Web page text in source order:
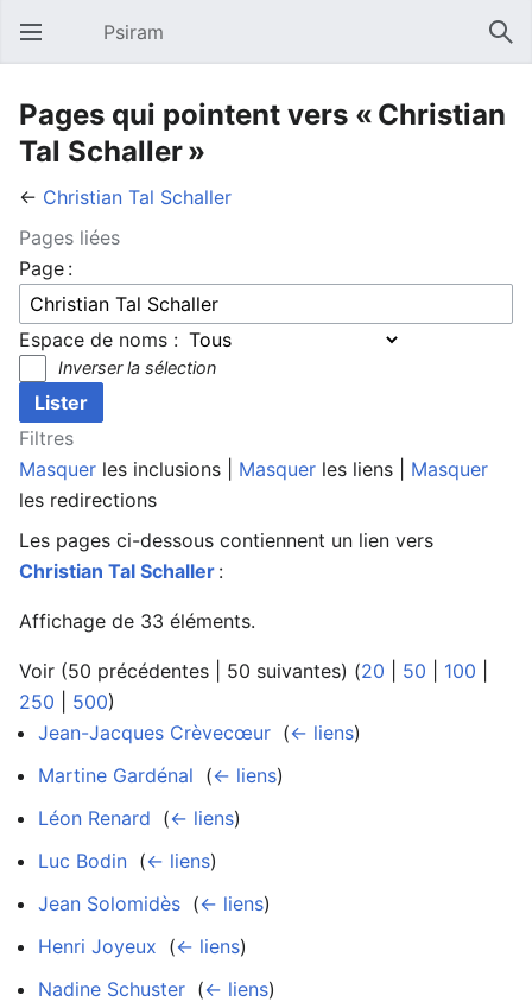
Ouvrir le menu principal Psiram
Pages qui pointent vers « Christian
Tal Schaller »
← Christian Tal Schaller
Pages liées
Page :
Espace de noms :
Inverser la sélection
Filtres
Masquer les inclusions | Masquer les liens | Masquer
les redirections
Les pages ci-dessous contiennent un lien vers
Christian Tal Schaller :
Affichage de 33 éléments.
Voir (50 précédentes | 50 suivantes) (20 50 100
250
500)
Jean-Jacques Crèvecœur (← liens)
Martine Gardénal (← liens)
Léon Renard (← liens)
Luc Bodin (← liens)
Jean Solomidès (← liens)
Henri Joyeux (← liens)
Nadine Schuster (← liens)